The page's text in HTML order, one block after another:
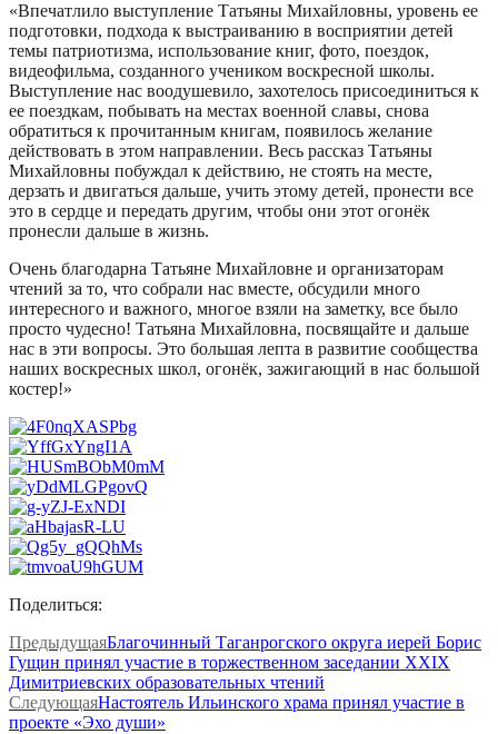
«Впечатлило выступление Татьяны Михайловны, уровень ее
подготовки, подхода к выстраиванию в восприятии детей
темы патриотизма, использование книг, фото, поездок,
видеофильма, созданного учеником воскресной школы.
Выступление нас воодушевило, захотелось присоединиться к
ее поездкам, побывать на местах военной славы, снова
обратиться к прочитанным книгам, появилось желание
действовать в этом направлении. Весь рассказ Татьяны
Михайловны побуждал к действию, не стоять на месте,
дерзать и двигаться дальше, учить этому детей, пронести все
это в сердце и передать другим, чтобы они этот огонёк
пронесли дальше в жизнь.
Очень благодарна Татьяне Михайловне и организаторам
чтений за то, что собрали нас вместе, обсудили много
интересного и важного, многое взяли на заметку, все было
просто чудесно! Татьяна Михайловна, посвящайте и дальше
нас в эти вопросы. Это большая лепта в развитие сообщества
наших воскресных школ, огонёк, зажигающий в нас большой
костер!»
Поделиться:
ПредыдущаяБлагочинный Таганрогского округа иерей Борис
Гущин принял участие в торжественном заседании XXIX
Димитриевских образовательных чтений
СледующаяНастоятель Ильинского храма принял участие в
проекте «Эхо души»